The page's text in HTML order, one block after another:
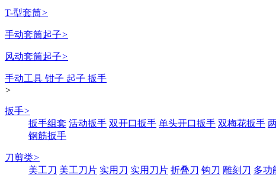
T-型套筒>
手动套筒起子>
风动套筒起子>
手动工具 钳子 起子 扳手
>
扳手>
扳手组套 活动扳手 双开口扳手 单头开口扳手 双梅花扳手
钢筋扳手
刀剪类>
美工刀 美工刀片 实用刀 实用刀片 折叠刀 钩刀 雕刻刀 多功